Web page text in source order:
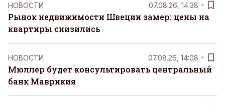
НОВОСТИ 07.08.26, 14:38
Рынок недвижимости Швеции замер: цены на
квартиры снизились
НОВОСТИ 07.08.26, 14:08
Мюллер будет консультировать центральный
банк Маврикия